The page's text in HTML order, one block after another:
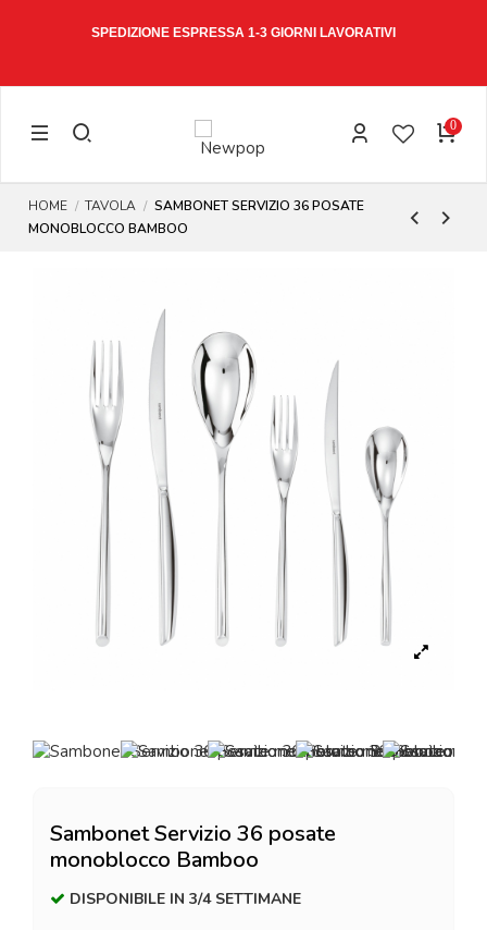
SPEDIZIONE ESPRESSA 1-3 GIORNI LAVORATIVI
0
HOME TAVOLA
SAMBONET SERVIZIO 36 POSATE
MONOBLOCCO BAMBOO
Sambonet Servizio 36 posate
monoblocco Bamboo
DISPONIBILE IN 3/4 SETTIMANE